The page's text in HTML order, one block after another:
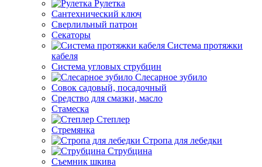
Рулетка
Сантехнический ключ
Сверлильный патрон
Секаторы
Система протяжки
кабеля
Система угловых струбцин
Слесарное зубило
Совок садовый, посадочный
Средство для смазки, масло
Стамеска
Степлер
Стремянка
Стропа для лебедки
Струбцина
Съемник шкива